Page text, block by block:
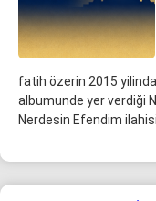
fatih özerin 2015
albumunde yer verdiği
Nerdesin Efendim